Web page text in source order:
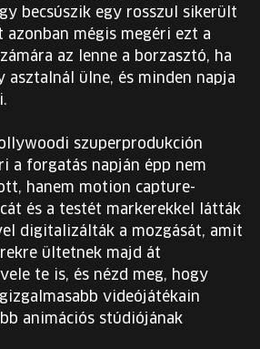
EN
becsúszik egy rosszul sikerült
azonban mégis megéri ezt a
az lenne a borzasztó, ha
asztalnál ülne, és minden napja
szuperprodukción
a forgatás napján épp nem
hanem motion capture-
és a testét markerekkel látták
digitalizálták a mozgását, amit
ültetnek majd át
te is, és nézd meg, hogy
videójátékain
animációs stúdiójának